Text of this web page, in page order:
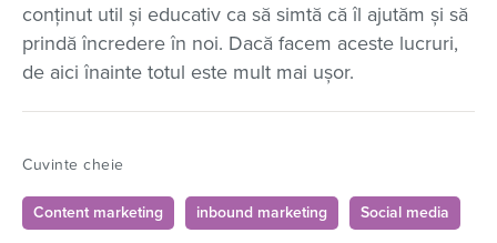
conținut util și educativ ca să simtă că îl ajutăm și să
prindă încredere în noi. Dacă facem aceste lucruri,
de aici înainte totul este mult mai ușor.
Cuvinte cheie
Content marketing inbound marketing Social media